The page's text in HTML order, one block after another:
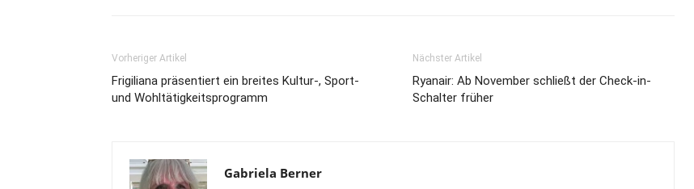
Vorheriger Artikel
Frigiliana präsentiert ein breites Kultur-, Sport-
und Wohltätigkeitsprogramm
Nächster Artikel
Ryanair: Ab November schließt der Check-in-
Schalter früher
Gabriela Berner